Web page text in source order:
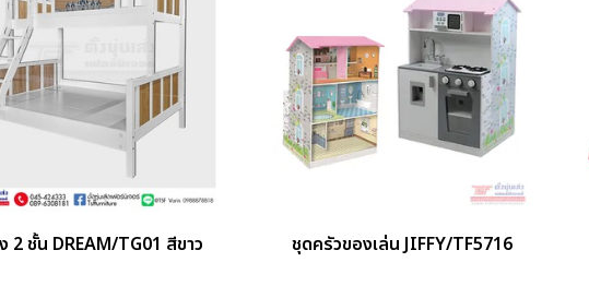
2 ชั้น DREAM/TG01 สีขาว ชุดครัวของเล่น JIFFY/TF5716